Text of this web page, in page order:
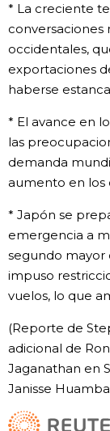
* La creciente
conversaciones
occidentales,
exportaciones
haberse
* El avance en
las
demanda
aumento en los
* Japón se
emergencia a
segundo
impuso
vuelos, lo que
(Reporte de
adicional de
Jaganathan en
Janisse